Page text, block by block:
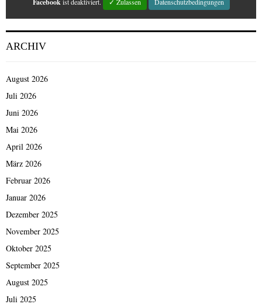
ARCHIV
August 2026
Juli 2026
Juni 2026
Mai 2026
April 2026
März 2026
Februar 2026
Januar 2026
Dezember 2025
November 2025
Oktober 2025
September 2025
August 2025
Juli 2025